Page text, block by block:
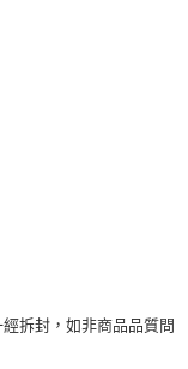
拆封，如非商品品質問